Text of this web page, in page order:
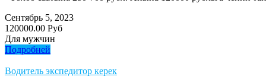
Сентябрь 5, 2023
120000.00 Руб
Для мужчин
Подробней
Водитель экспедитор керек